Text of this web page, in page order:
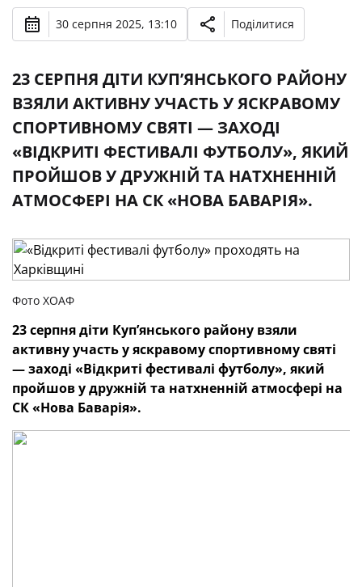
30 серпня 2025, 13:10 Поділитися
23 СЕРПНЯ ДІТИ КУП’ЯНСЬКОГО РАЙОНУ
ВЗЯЛИ АКТИВНУ УЧАСТЬ У ЯСКРАВОМУ
СПОРТИВНОМУ СВЯТІ — ЗАХОДІ
«ВІДКРИТІ ФЕСТИВАЛІ ФУТБОЛУ», ЯКИЙ
ПРОЙШОВ У ДРУЖНІЙ ТА НАТХНЕННІЙ
АТМОСФЕРІ НА СК «НОВА БАВАРІЯ».
Фото ХОАФ
23 серпня діти Куп’янського району взяли
активну участь у яскравому спортивному святі
— заході «Відкриті фестивалі футболу», який
пройшов у дружній та натхненній атмосфері на
СК «Нова Баварія».